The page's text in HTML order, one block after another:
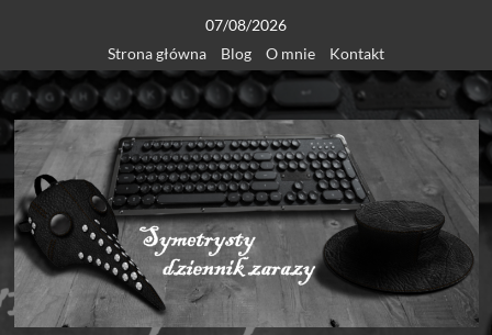
content
07/08/2026
Strona główna
Blog O mnie Kontakt